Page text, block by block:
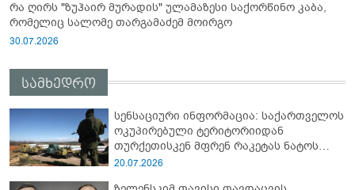
რა ღირს "ზუჰაირ მურადის" ულამაზესი საქორწინო კაბა,
რომელიც სალომე თარგამაძემ მოირგო
30.07.2026
სამხედრო
სენსაციური ინფორმაცია: საქართველოს
ოკუპირებული ტერიტორიიდან
თურქეთისკენ მფრენ რაკეტას ნატოს
სამიტი კინაღამ ჩაუშლია
20.07.2026